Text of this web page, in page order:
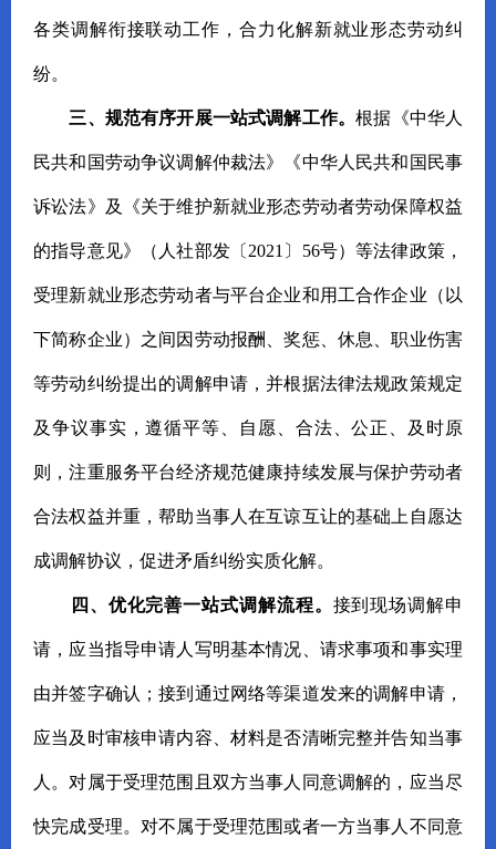
各类调解衔接联动工作，合力化解新就业形态劳动纠
纷。
三、规范有序开展一站式调解工作。根据《中华人
民共和国劳动争议调解仲裁法》《中华人民共和国民事
诉讼法》及《关于维护新就业形态劳动者劳动保障权益
的指导意见》（人社部发〔2021〕56号）等法律政策，
受理新就业形态劳动者与平台企业和用工合作企业（以
下简称企业）之间因劳动报酬、奖惩、休息、职业伤害
等劳动纠纷提出的调解申请，并根据法律法规政策规定
及争议事实，遵循平等、自愿、合法、公正、及时原
则，注重服务平台经济规范健康持续发展与保护劳动者
合法权益并重，帮助当事人在互谅互让的基础上自愿达
成调解协议，促进矛盾纠纷实质化解。
四、优化完善一站式调解流程。 接到现场调解申
请，应当指导申请人写明基本情况、请求事项和事实理
由并签字确认；接到通过网络等渠道发来的调解申请，
应当及时审核申请内容、材料是否清晰完整并告知当事
人。对属于受理范围且双方当事人同意调解的，应当尽
快完成受理。对不属于受理范围或者一方当事人不同意